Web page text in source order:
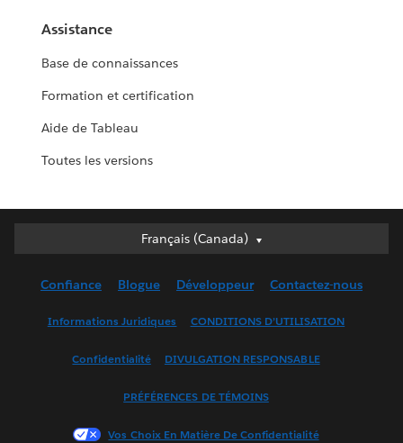
Assistance
Base de connaissances
Formation et certification
Aide de Tableau
Toutes les versions
Français (Canada)
Français (Canada)
English (UK)
Français (France)
한국어
Confiance Blogue Développeur Contactez-nous
Informations Juridiques CONDITIONS D’UTILISATION
Confidentialité DIVULGATION RESPONSABLE
PRÉFÉRENCES DE TÉMOINS
Vos Choix En Matière De Confidentialité